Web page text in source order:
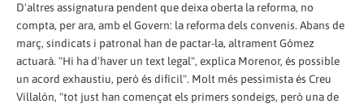
D'altres assignatura pendent que deixa oberta la reforma, no
compta, per ara, amb el Govern: la reforma dels convenis. Abans de
març, sindicats i patronal han de pactar-la, altrament Gómez
actuarà. "Hi ha d'haver un text legal", explica Morenor, és possible
un acord exhaustiu, però és difícil". Molt més pessimista és Creu
Villalón, "tot just han començat els primers sondeigs, però una de